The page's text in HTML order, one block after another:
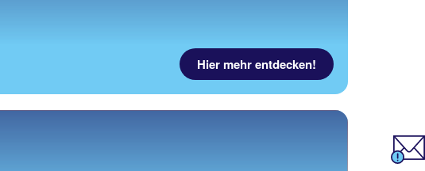
Hier mehr entdecken!